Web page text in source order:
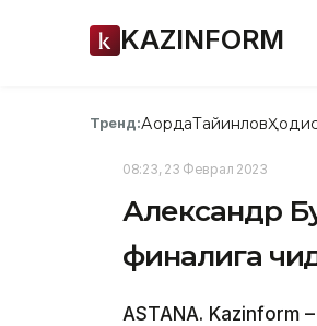
KAZINFORM
Тренд:АқордаТайинлов
08:23, 23 Феврал 2023
Александр
финалига
ASTANA. Kazinform